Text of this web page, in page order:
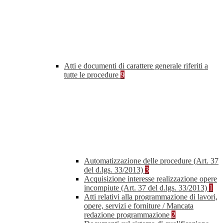
Atti e documenti di carattere generale riferiti a
tutte le procedure 9
Automatizzazione delle procedure (Art. 37
del d.lgs. 33/2013) 3
Acquisizione interesse realizzazione opere
incompiute (Art. 37 del d.lgs. 33/2013) 1
Atti relativi alla programmazione di lavori,
opere, servizi e forniture / Mancata
redazione programmazione 2